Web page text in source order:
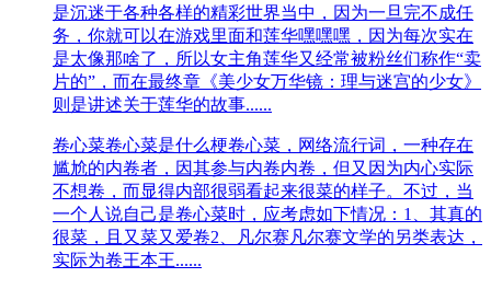
是沉迷于各种各样的精彩世界当中，因为一旦完不成任
务，你就可以在游戏里面和莲华嘿嘿嘿，因为每次实在
是太像那啥了，所以女主角莲华又经常被粉丝们称作“卖
片的”，而在最终章《美少女万华镜：理与迷宫的少女》
则是讲述关于莲华的故事......
卷心菜卷心菜是什么梗卷心菜，网络流行词，一种存在
尴尬的内卷者，因其参与内卷内卷，但又因为内心实际
不想卷，而显得内部很弱看起来很菜的样子。不过，当
一个人说自己是卷心菜时，应考虑如下情况：1、其真的
很菜，且又菜又爱卷2、凡尔赛凡尔赛文学的另类表达，
实际为卷王本王......